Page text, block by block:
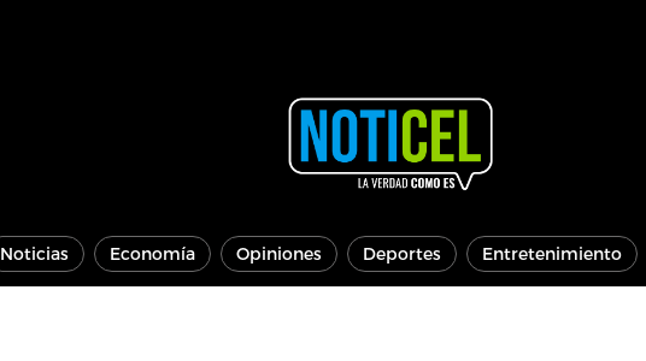
Noticias Economía Opiniones Deportes Entretenimiento